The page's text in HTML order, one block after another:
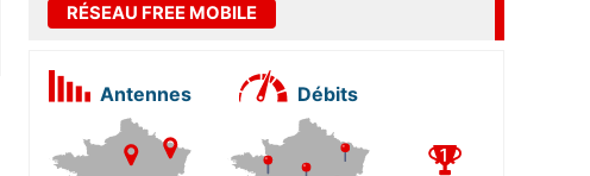
RÉSEAU FREE MOBILE
Antennes Débits